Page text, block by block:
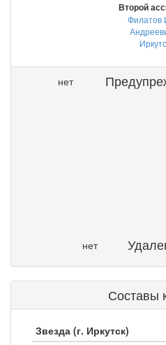
Второй
Филатов
нет
нет
Составы
Звезда (г. Иркутск)